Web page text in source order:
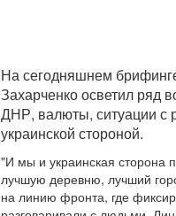
На сегодняшнем
Захарченко осветил ряд
ДНР, валюты, ситуации с
украинской стороной.
"И мы и украинская сторона
лучшую деревню, лучший
на линию фронта, где